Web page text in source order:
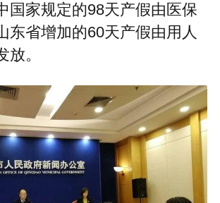
国家规定的98天产假由医保
东省增加的60天产假由用人
放。